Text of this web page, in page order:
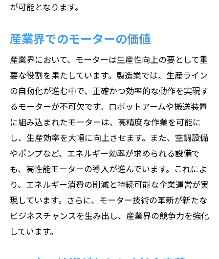
が可能となります。
産業界でのモーターの価値
産業界において、モーターは生産性向上の要として重
要な役割を果たしています。製造業では、生産ライン
の自動化が進む中で、正確かつ効率的な動作を実現す
るモーターが不可欠です。ロボットアームや搬送装置
に組み込まれたモーターは、高精度な作業を可能に
し、生産効率を大幅に向上させます。また、空調設備
やポンプなど、エネルギー効率が求められる設備で
も、高性能モーターの導入が進んでいます。これによ
り、エネルギー消費の削減と持続可能な企業運営が実
現しています。さらに、モーター技術の革新が新たな
ビジネスチャンスを生み出し、産業界の競争力を強化
しています。